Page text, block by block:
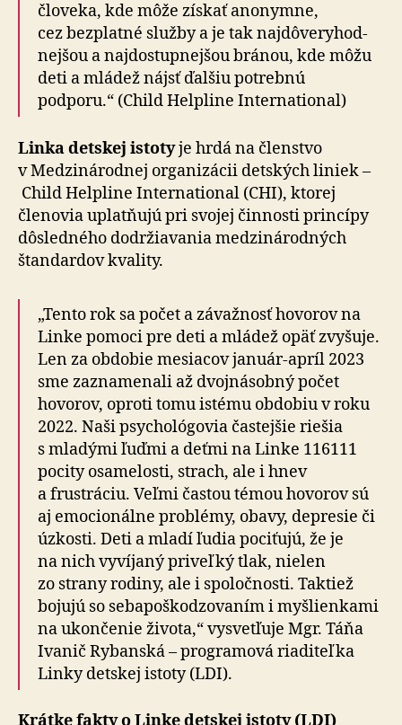
človeka, kde môže získať anonymne,
cez bezplatné služby a je tak naj­dô­ve­ry­hod­
nej­šou a naj­dostup­nej­šou bránou, kde môžu
deti a mládež nájsť ďalšiu potrebnú
podporu.“ (Child Helpline International)
Linka detskej istotyje hrdá na členstvo
v Medzi­ná­rod­nej or­ga­ni­zá­cii detských liniek –
Child Helpline International (CHI), ktorej
členovia uplatňujú pri svojej činnosti princípy
dô­sled­ného dodržiavania medzi­národných
štandardov kvality.
„Tento rok sa počet a závažnosť hovorov na
Linke pomoci pre deti a mládež opäť zvyšuje.
Len za obdobie mesiacov január-apríl 2023
sme zaznamenali až dvoj­ná­sob­ný počet
hovorov, oproti tomu istému obdobiu v roku
2022. Naši psy­cho­ló­go­via častejšie riešia
s mladými ľuďmi a deťmi na Linke 116111
pocity osamelosti, strach, ale i hnev
a frustráciu. Veľmi častou témou hovorov sú
aj emo­cio­nál­ne problémy, obavy, depresie či
úzkosti. Deti a mladí ľudia pociťujú, že je
na nich vyvíjaný priveľký tlak, nielen
zo strany rodiny, ale i spoločnosti. Taktiež
bojujú so seba­poško­dzo­va­ním i myšlienkami
na ukon­če­nie života,“ vysvetľuje Mgr. Táňa
Ivanič Rybanská – programová riaditeľka
Linky detskej istoty (LDI).